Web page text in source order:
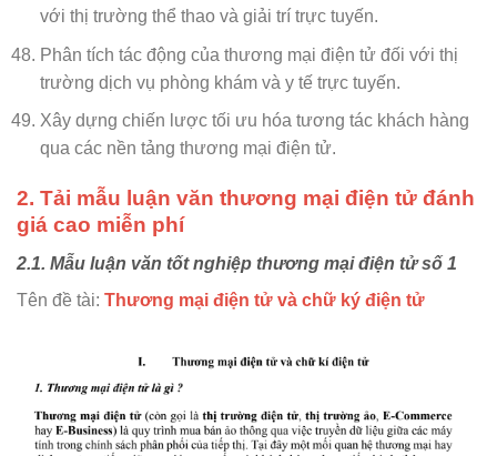
với thị trường thể thao và giải trí trực tuyến.
Phân tích tác động của thương mại điện tử đối với thị
trường dịch vụ phòng khám và y tế trực tuyến.
Xây dựng chiến lược tối ưu hóa tương tác khách hàng
qua các nền tảng thương mại điện tử.
2. Tải mẫu luận văn thương mại điện tử đánh
giá cao miễn phí
2.1. Mẫu luận văn tốt nghiệp thương mại điện tử số 1
Tên đề tài: Thương mại điện tử và chữ ký điện tử